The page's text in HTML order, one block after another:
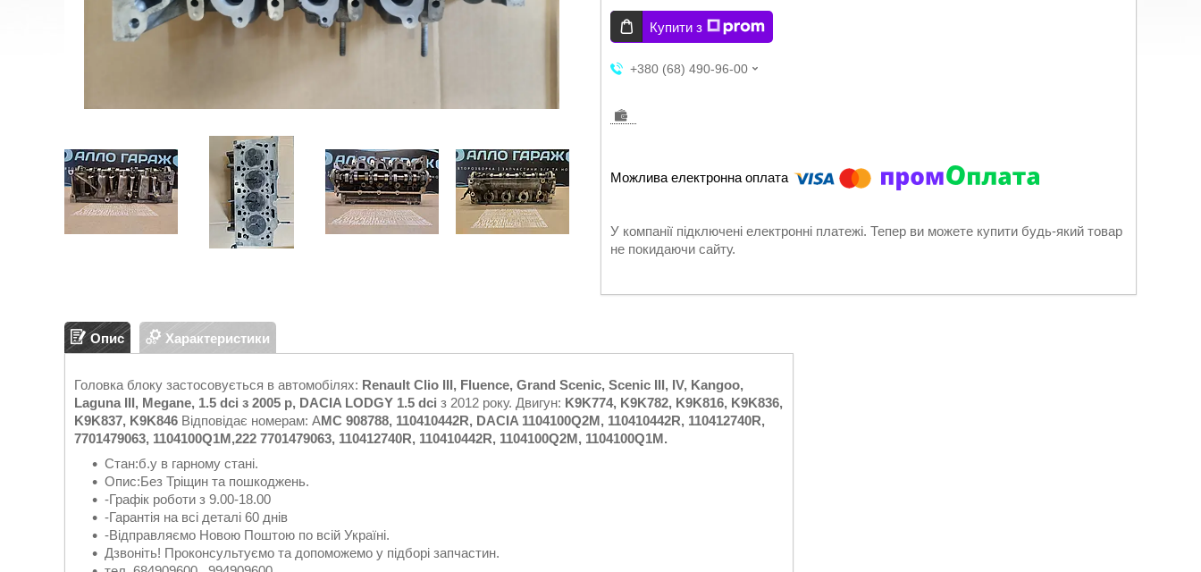
Купити з
+380 (68) 490-96-00
У компанії підключені електронні платежі. Тепер ви можете купити будь-який товар
не покидаючи сайту.
Опис Характеристики
Головка блоку застосовується в автомобілях: Renault Clio III, Fluence, Grand Scenic, Scenic III, IV, Kangoo,
Laguna III, Megane, 1.5 dci з 2005 р, DACIA LODGY 1.5 dci з 2012 року. Двигун: K9K774, K9K782, K9K816, K9K836,
K9K837, K9K846 Відповідає номерам: AMC 908788, 110410442R, DACIA 1104100Q2M, 110410442R, 110412740R,
7701479063, 1104100Q1M,222 7701479063, 110412740R, 110410442R, 1104100Q2M, 1104100Q1M.
Стан:б.у в гарному стані.
Опис:Без Тріщин та пошкоджень.
-Графік роботи з 9.00-18.00
-Гарантія на всі деталі 60 днів
-Відправляємо Новою Поштою по всій Україні.
Дзвоніть! Проконсультуємо та допоможемо у підборі запчастин.